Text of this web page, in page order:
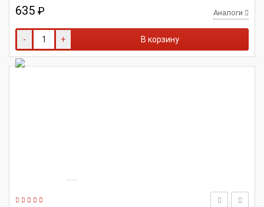
635 ₽ Аналоги
- + В корзину